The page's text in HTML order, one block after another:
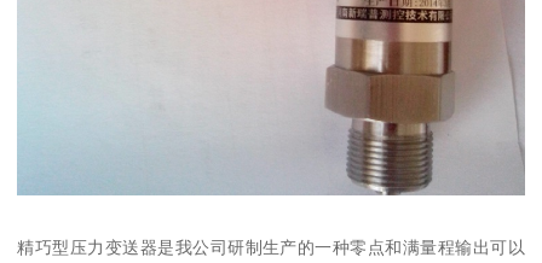
精巧型压力变送器是我公司研制生产的一种零点和满量程输出可以